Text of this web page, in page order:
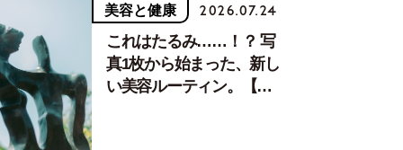
美容と健康 2026.07.24
これはたるみ……！？ 写
真1枚から始まった、新し
い美容ルーティン。【中